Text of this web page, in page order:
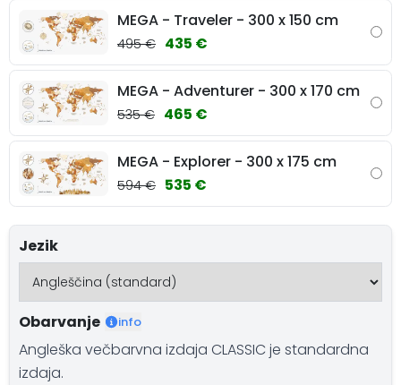
MEGA - Traveler - 300 x 150 cm
495 € 435 €
MEGA - Adventurer - 300 x 170 cm
535 € 465 €
MEGA - Explorer - 300 x 175 cm
594 € 535 €
Jezik
Obarvanje info
Angleška večbarvna izdaja CLASSIC je standardna
izdaja.